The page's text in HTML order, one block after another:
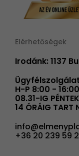
Elérhetőségek
Irodánk: 1137
H-P 8:00 -
08.31-IG
14 ÓRÁIG TART
+36 20 239 59